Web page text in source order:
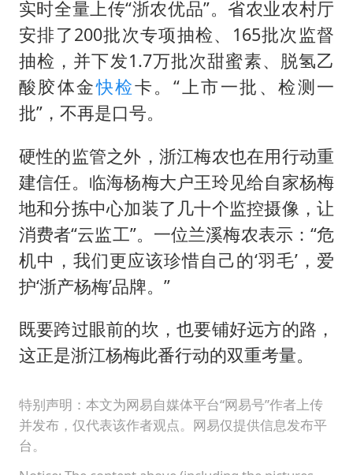
实时全量上传“浙农优品”。省农业农村厅
安排了200批次专项抽检、165批次监督
抽检，并下发1.7万批次甜蜜素、脱氢乙
酸胶体金快检卡。“上市一批、检测一
批”，不再是口号。
硬性的监管之外，浙江梅农也在用行动重
建信任。临海杨梅大户王玲见给自家杨梅
地和分拣中心加装了几十个监控摄像，让
消费者“云监工”。一位兰溪梅农表示：“危
机中，我们更应该珍惜自己的‘羽毛’，爱
护‘浙产杨梅’品牌。”
既要跨过眼前的坎，也要铺好远方的路，
这正是浙江杨梅此番行动的双重考量。
特别声明：本文为网易自媒体平台“网易号”作者上传
并发布，仅代表该作者观点。网易仅提供信息发布平
台。